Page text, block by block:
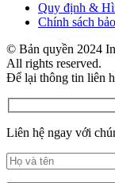
Quy định &
Chính sách
© Bản quyền 2024
All rights reserved.
Để lại thông tin liên
Liên hệ ngay với